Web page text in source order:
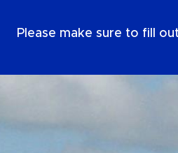
Please make sure to fill